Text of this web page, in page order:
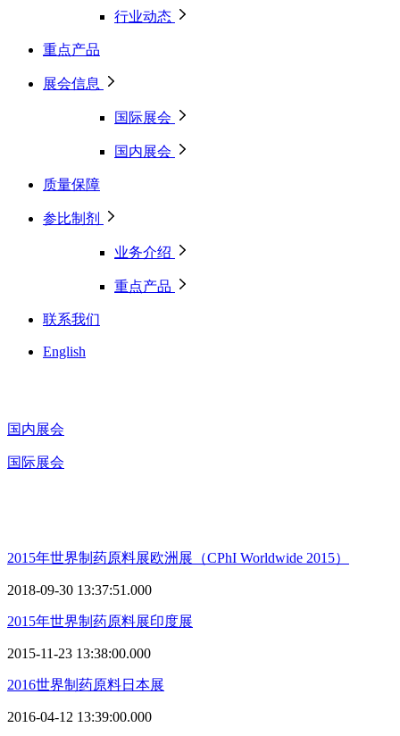
行业动态
重点产品
展会信息
国际展会
国内展会
质量保障
参比制剂
业务介绍
重点产品
联系我们
English
国内展会
国际展会
2015年世界制药原料展欧洲展（CPhI Worldwide 2015）
2018-09-30 13:37:51.000
2015年世界制药原料展印度展
2015-11-23 13:38:00.000
2016世界制药原料日本展
2016-04-12 13:39:00.000